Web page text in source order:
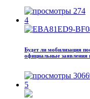
274
4
Будет ли мобилизация
официальные заявления
5